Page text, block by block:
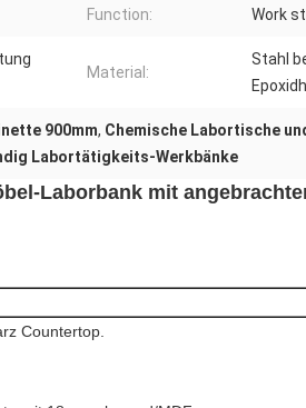
Function: Work
Material:
Stahl
900mm, Chemische Labortische
Labortätigkeits-Werkbänke
Laborbank mit
Countertop.